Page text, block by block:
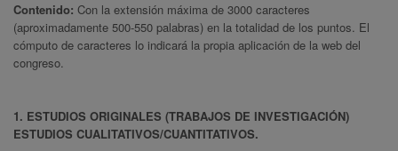
Contenido: Con la extensión máxima de 3000 caracteres
(aproximadamente 500-550 palabras) en la totalidad de los puntos. El
cómputo de caracteres lo indicará la propia aplicación de la web del
congreso.
1. ESTUDIOS ORIGINALES (TRABAJOS DE INVESTIGACIÓN)
ESTUDIOS CUALITATIVOS/CUANTITATIVOS.